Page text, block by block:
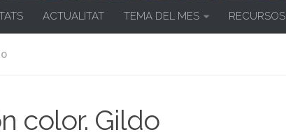
ACTUALITAT TEMA DEL MES RECURSOS
color. Gildo